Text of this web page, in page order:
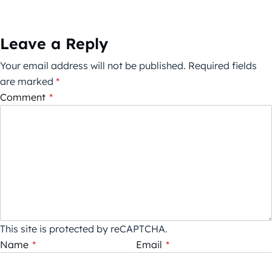
Leave a Reply
Your email address will not be published. Required fields
are marked *
Comment *
This site is protected by reCAPTCHA.
Name * Email *